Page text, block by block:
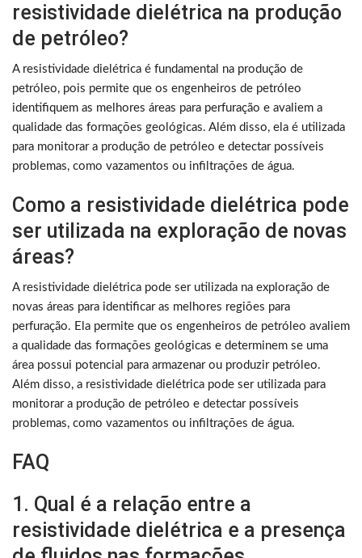
resistividade dielétrica na produção
de petróleo?
A resistividade dielétrica é fundamental na produção de
petróleo, pois permite que os engenheiros de petróleo
identifiquem as melhores áreas para perfuração e avaliem a
qualidade das formações geológicas. Além disso, ela é utilizada
para monitorar a produção de petróleo e detectar possíveis
problemas, como vazamentos ou infiltrações de água.
Como a resistividade dielétrica pode
ser utilizada na exploração de novas
áreas?
A resistividade dielétrica pode ser utilizada na exploração de
novas áreas para identificar as melhores regiões para
perfuração. Ela permite que os engenheiros de petróleo avaliem
a qualidade das formações geológicas e determinem se uma
área possui potencial para armazenar ou produzir petróleo.
Além disso, a resistividade dielétrica pode ser utilizada para
monitorar a produção de petróleo e detectar possíveis
problemas, como vazamentos ou infiltrações de água.
FAQ
1. Qual é a relação entre a
resistividade dielétrica e a presença